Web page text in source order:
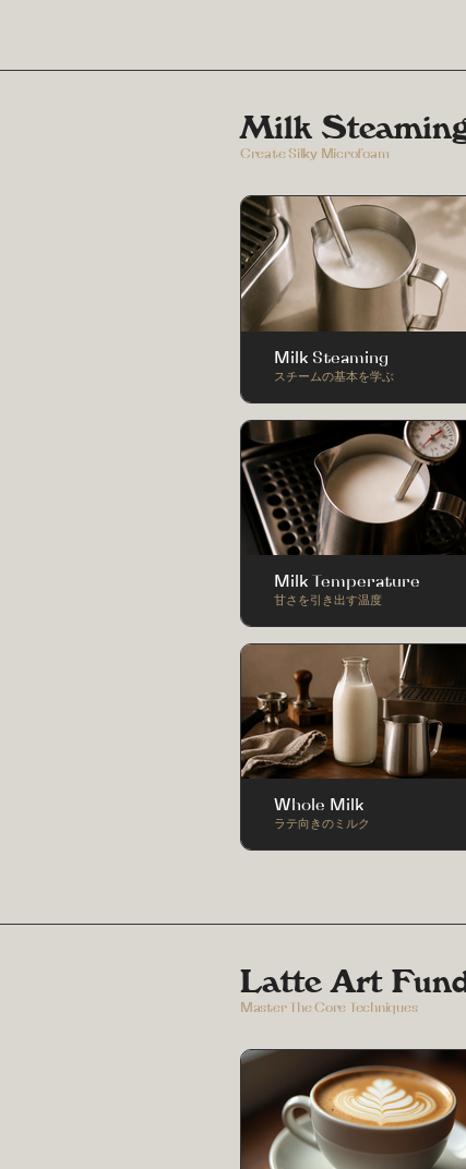
Milk
Create Silky Microfoam
Milk Steaming
スチームの基本を学ぶ
Milk Temperature
甘さを引き出す温度
Whole Milk
ラテ向きのミルク
Latte Art
Master The Core Techniques